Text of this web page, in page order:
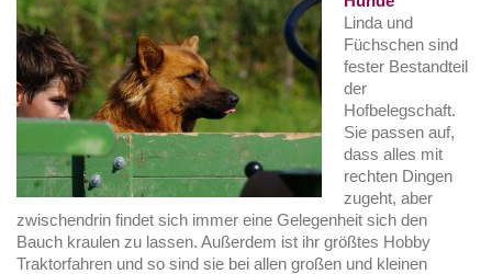
Linda und
Füchschen sind
fester Bestandteil
der
Hofbelegschaft.
Sie passen auf,
dass alles mit
rechten Dingen
zugeht, aber
zwischendrin findet sich immer eine Gelegenheit sich den
Bauch kraulen zu lassen. Außerdem ist ihr größtes Hobby
Traktorfahren und so sind sie bei allen großen und kleinen